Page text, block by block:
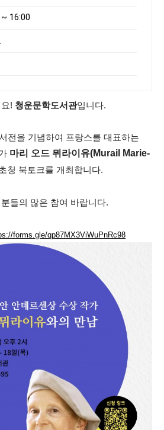
16:00
! 청운문학도서관입니다.
전을 기념하여 프랑스를 대표하는
마리 오드 뮈라이유(Murail Marie-
청 북토크를 개최합니다.
들의 많은 참여 바랍니다.
forms.gle/qp87MX3ViWuPnRc98